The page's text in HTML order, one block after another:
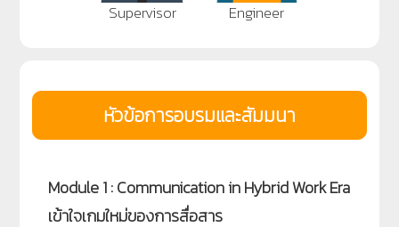
Supervisor Engineer
หัวข้อการอบรมและสัมมนา
Module 1 : Communication in Hybrid Work Era
เข้าใจเกมใหม่ของการสื่อสาร